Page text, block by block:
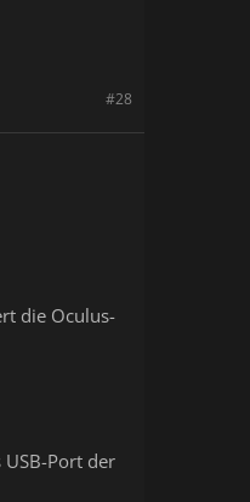
#28
die Oculus-
Port der